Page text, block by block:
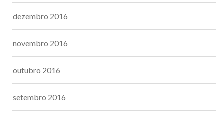
dezembro 2016
novembro 2016
outubro 2016
setembro 2016